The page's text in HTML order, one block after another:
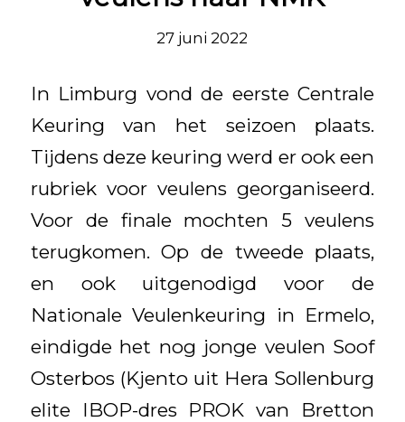
27 juni 2022
In Limburg vond de eerste Centrale
Keuring van het seizoen plaats.
Tijdens deze keuring werd er ook een
rubriek voor veulens georganiseerd.
Voor de finale mochten 5 veulens
terugkomen. Op de tweede plaats,
en ook uitgenodigd voor de
Nationale Veulenkeuring in Ermelo,
eindigde het nog jonge veulen Soof
Osterbos (Kjento uit Hera Sollenburg
elite IBOP-dres PROK van Bretton